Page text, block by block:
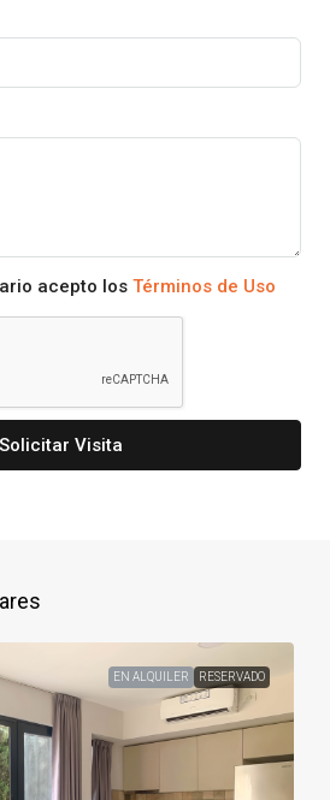
acepto los Términos de Uso
Solicitar Visita
EN ALQUILER RESERVADO